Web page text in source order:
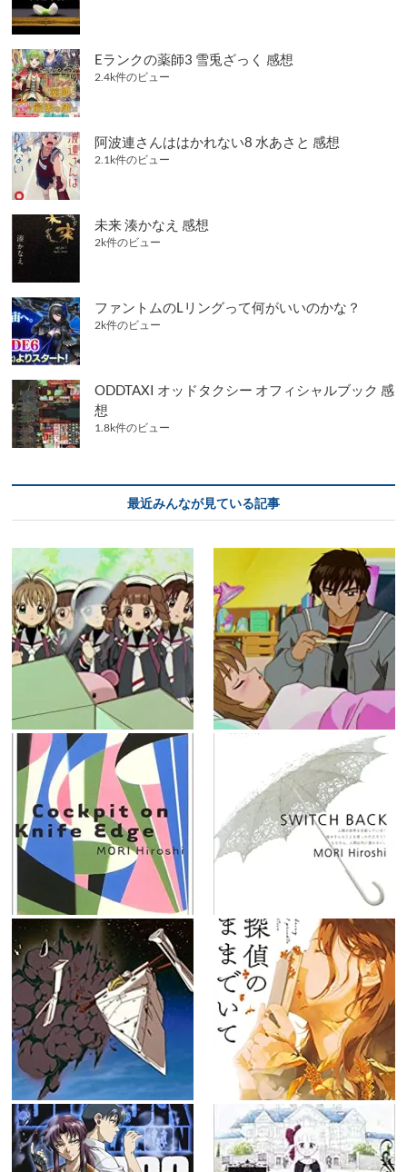
Eランクの薬師3 雪兎ざっく 感想
2.4k件のビュー
阿波連さんははかれない8 水あさと 感想
2.1k件のビュー
未来 湊かなえ 感想
2k件のビュー
ファントムのLリングって何がいいのかな？
2k件のビュー
ODDTAXI オッドタクシー オフィシャルブック 感
想
1.8k件のビュー
最近みんなが見ている記事